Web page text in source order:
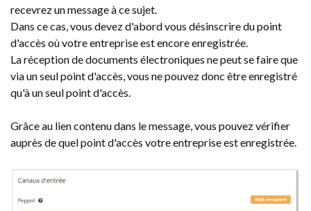
recevrez un message à ce sujet.
Dans ce cas, vous devez d'abord vous désinscrire du point
d'accès où votre entreprise est encore enregistrée.
La réception de documents électroniques ne peut se faire que
via un seul point d'accès, vous ne pouvez donc être enregistré
qu'à un seul point d'accès.
Grâce au lien contenu dans le message, vous pouvez vérifier
auprès de quel point d'accès votre entreprise est enregistrée.